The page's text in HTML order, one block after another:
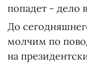
попадет - дело
До
молчим по
на